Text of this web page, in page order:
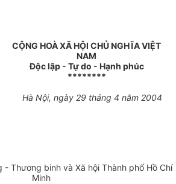
CỘNG HOÀ XÃ HỘI CHỦ NGHĨA VIỆT
NAM
Độc lập - Tự do - Hạnh phúc
********
Hà Nội, ngày 29 tháng 4 năm 2004
- Thương binh và Xã hội Thành phố Hồ Chí
Minh